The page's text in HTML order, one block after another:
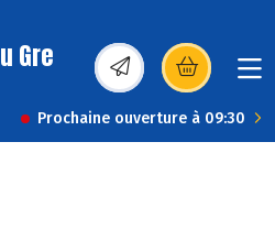
Gre
(s’ouvre dans une
Prochaine ouverture à 09:30